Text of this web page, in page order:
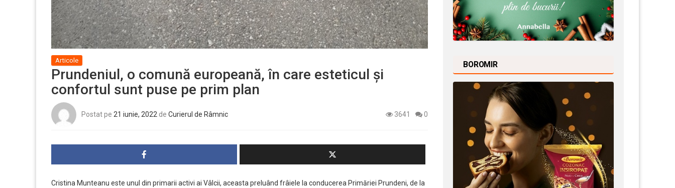
Articole
Prundeniul, o comună europeană, în care esteticul și
confortul sunt puse pe prim plan
Postat pe 21 iunie, 2022 de Curierul de Râmnic 3641 0
Cristina Munteanu este unul din primarii activi ai Vâlcii, aceasta preluând frâiele la conducerea Primăriei Prundeni, de la
BOROMIR